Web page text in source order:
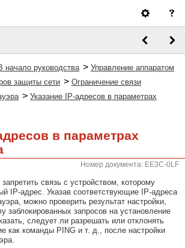
начало руководства > Управление аппаратом
защиты сети > Ограничение связи
> Указание IP-адресов в параметрах
в параметрах
Номер документа: EE3C-0LF
связь с устройством, которому
IP-адрес. Указав соответствующие IP-адреса
можно проверить результат настройки,
заблокированных запросов на установление
следует ли разрешать или отклонять
как команды PING и т. д., после настройки